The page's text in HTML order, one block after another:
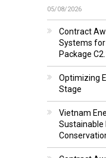
05/08/2026
Contract
Systems
Package
Optimizing
Stage
Vietnam
Sustainable